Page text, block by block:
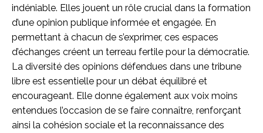
indéniable. Elles jouent un rôle crucial dans la formation
d’une opinion publique informée et engagée. En
permettant à chacun de s’exprimer, ces espaces
d’échanges créent un terreau fertile pour la démocratie.
La diversité des opinions défendues dans une tribune
libre est essentielle pour un débat équilibré et
encourageant. Elle donne également aux voix moins
entendues l’occasion de se faire connaître, renforçant
ainsi la cohésion sociale et la reconnaissance des